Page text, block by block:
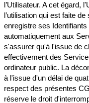
l’Utilisateur. A cet égard,
l’utilisation qui est faite
enregistre ses
automatiquement aux
s'assurer qu'à l'issue de
effectivement des
ordinateur public. La
à l'issue d'un délai de
respect des présentes
réserve le droit